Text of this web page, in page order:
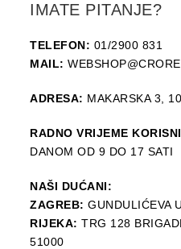
IMATE PITANJE?
TELEFON: 01/2900 831
MAIL:
ADRESA: MAKARSKA 3,
RADNO VRIJEME
DANOM OD 9 DO 17 SATI
NAŠI DUĆANI:
ZAGREB: GUNDULIĆEVA
RIJEKA: TRG 128
51000